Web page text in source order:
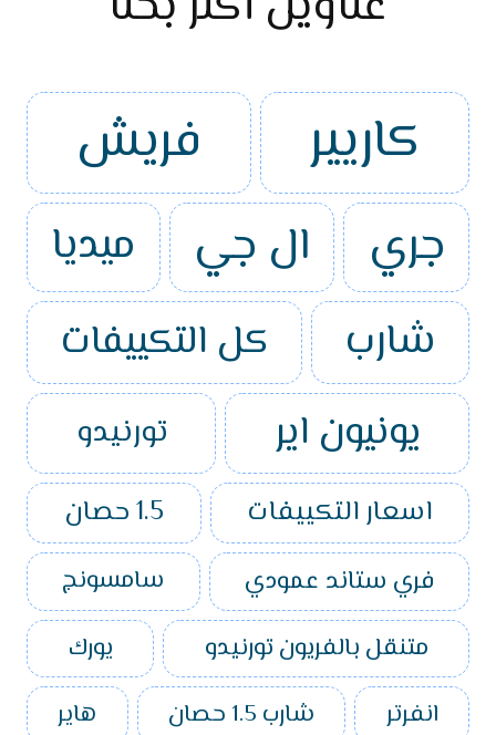
كاريير فريش
جري ال جي ميديا
شارب
كل التكييفات
يونيون اير
تورنيدو
اسعار التكييفات 1.5 حصان
فري ستاند عمودي
سامسونج
متنقل بالفريون تورنيدو
يورك
انفرتر
شارب 1.5 حصان
هاير